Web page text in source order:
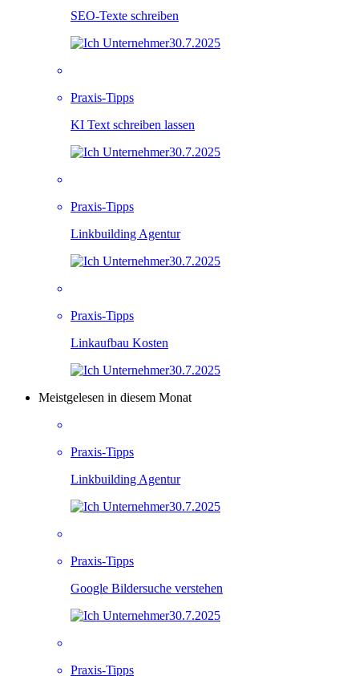
SEO-Texte schreiben
30.7.2025
Praxis-Tipps
KI Text schreiben lassen
30.7.2025
Praxis-Tipps
Linkbuilding Agentur
30.7.2025
Praxis-Tipps
Linkaufbau Kosten
30.7.2025
Meistgelesen in diesem Monat
Praxis-Tipps
Linkbuilding Agentur
30.7.2025
Praxis-Tipps
Google Bildersuche verstehen
30.7.2025
Praxis-Tipps